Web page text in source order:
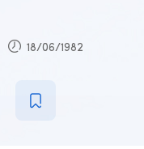
18/06/1982